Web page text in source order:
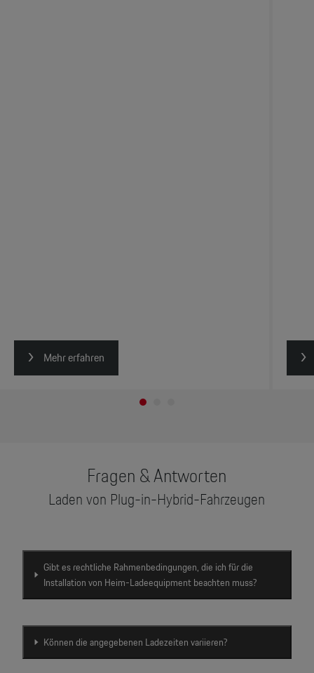
Mehr erfahren
Fragen & Antworten
Laden von Plug-in-Hybrid-Fahrzeugen
Gibt es rechtliche Rahmenbedingungen, die ich für die
Installation von Heim-Ladeequipment beachten muss?
Können die angegebenen Ladezeiten variieren?